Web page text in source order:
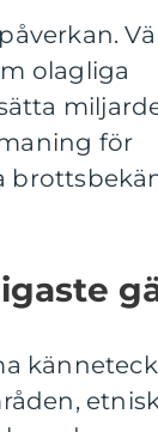
olagliga
för